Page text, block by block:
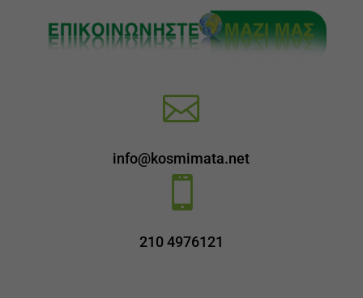

info@kosmimata.net

210 4976121